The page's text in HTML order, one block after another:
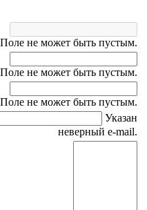
Поле не может быть пустым.
Поле не может быть пустым.
Поле не может быть пустым.
Указан
неверный e-mail.